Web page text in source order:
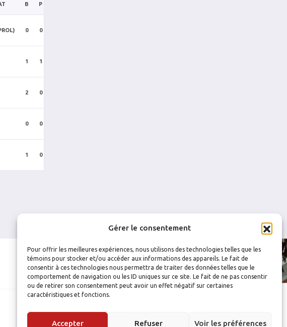
Gérer le consentement
Pour offrir les meilleures expériences, nous utilisons des technologies telles que les
témoins pour stocker et/ou accéder aux informations des appareils. Le fait de
consentir à ces technologies nous permettra de traiter des données telles que le
comportement de navigation ou les ID uniques sur ce site. Le fait de ne pas consentir
ou de retirer son consentement peut avoir un effet négatif sur certaines
caractéristiques et fonctions.
Accepter Refuser Voir les préférences
B P
0 0
1 1
2 0
0 0
1 0